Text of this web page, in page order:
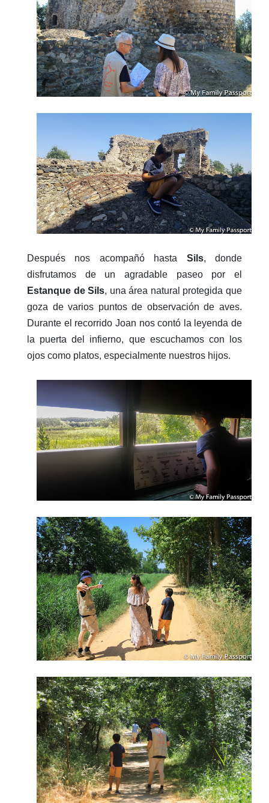
Después nos acompañó hasta Sils, donde
disfrutamos de un agradable paseo por el
Estanque de Sils, una área natural protegida que
goza de varios puntos de observación de aves.
Durante el recorrido Joan nos contó la leyenda de
la puerta del infierno, que escuchamos con los
ojos como platos, especialmente nuestros hijos.